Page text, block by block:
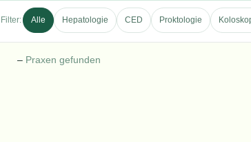
Filter: Alle Hepatologie CED Proktologie
– Praxen gefunden